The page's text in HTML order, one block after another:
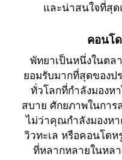
และน่าสนใจที่สุด
คอนโ
พัทยาเป็นหนึ่งในตล
ยอมรับมากที่สุดของป
ทั่วโลกที่กำลังมองห
สบาย ศักยภาพในการ
ไม่ว่าคุณกำลังมองหา
วิวทะเล หรือคอนโด
ที่หลากหลายในหล